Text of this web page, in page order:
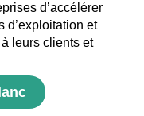
d’accélérer
d’exploitation et
leurs clients et